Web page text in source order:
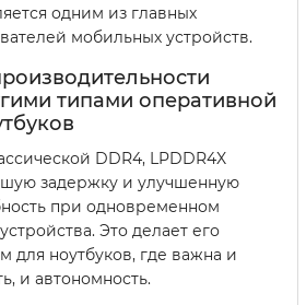
одним из главных
мобильных устройств.
типами оперативной
DDR4, LPDDR4X
задержку и улучшенную
при одновременном
Это делает его
для ноутбуков, где важна и
и автономность.